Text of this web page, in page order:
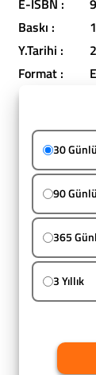
E-ISBN :
Baskı :
Y.Tarihi :
Format :
30
90
365
3 Yıllık